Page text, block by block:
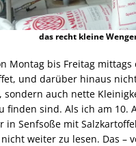
das recht kleine
Montag bis Freitag
und darüber hinaus
sondern auch nette
finden sind. Als ich am 10.
in Senfsoße mit
weiter zu lesen. Das –